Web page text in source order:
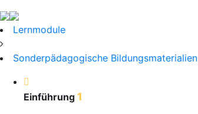
Lernmodule
Sonderpädagogische Bildungsmaterialien
Einführung 1